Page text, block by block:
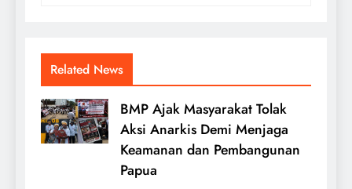
Related News
BMP Ajak Masyarakat Tolak
Aksi Anarkis Demi Menjaga
Keamanan dan Pembangunan
Papua